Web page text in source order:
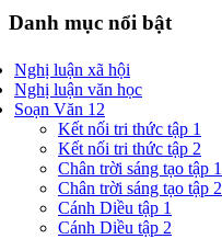
Danh mục nổi bật
Nghị luận xã hội
Nghị luận văn học
Soạn Văn 12
Kết nối tri thức tập 1
Kết nối tri thức tập 2
Chân trời sáng tạo tập 1
Chân trời sáng tạo tập 2
Cánh Diều tập 1
Cánh Diều tập 2